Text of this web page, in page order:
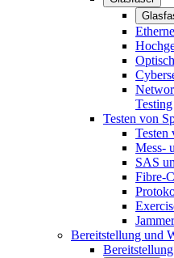
Testing
Testen von
Testen
Mess-
SAS
Fibre-
Jammer
Bereitstellung und